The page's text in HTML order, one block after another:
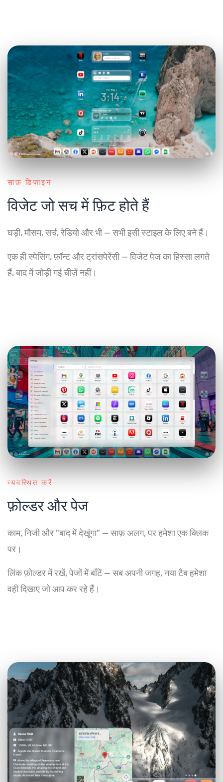
साफ़ डिज़ाइन
विजेट जो सच में फ़िट होते हैं
घड़ी, मौसम, सर्च, रेडियो और भी — सभी इसी स्टाइल के लिए बने हैं।
एक ही स्पेसिंग, फ़ॉन्ट और ट्रांसपेरेंसी — विजेट पेज का हिस्सा लगते
हैं, बाद में जोड़ी गई चीज़ें नहीं।
व्यवस्थित करें
फ़ोल्डर और पेज
काम, निजी और "बाद में देखूंगा" — साफ़ अलग, पर हमेशा एक क्लिक
पर।
लिंक फ़ोल्डर में रखें, पेजों में बाँटें — सब अपनी जगह, नया टैब हमेशा
वही दिखाए जो आप कर रहे हैं।